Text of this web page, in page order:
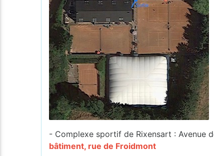
- Complexe sportif de Rixensart : Avenue
bâtiment, rue de Froidmont